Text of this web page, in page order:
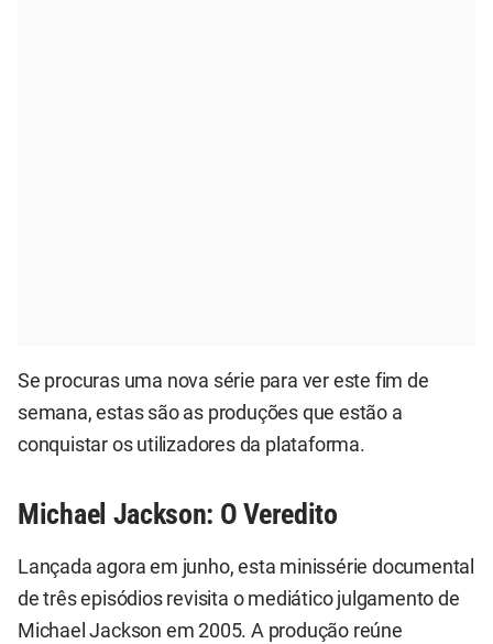
Se procuras uma nova série para ver este fim de
semana, estas são as produções que estão a
conquistar os utilizadores da plataforma.
Michael Jackson: O Veredito
Lançada agora em junho, esta minissérie documental
de três episódios revisita o mediático julgamento de
Michael Jackson em 2005. A produção reúne